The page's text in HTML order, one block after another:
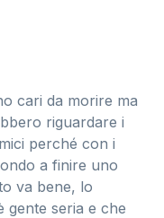
cari da morire ma
riguardare i
perché con i
a finire uno
va bene, lo
gente seria e che